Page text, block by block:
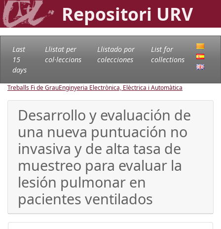
Repositori URV
Last
15
days
Llistat per
col·leccions
Llistado por
colecciones
List for
collections
Treballs Fi de GrauEnginyeria Electrònica, Elèctrica i Automàtica
Desarrollo y evaluación de
una nueva puntuación no
invasiva y de alta tasa de
muestreo para evaluar la
lesión pulmonar en
pacientes ventilados